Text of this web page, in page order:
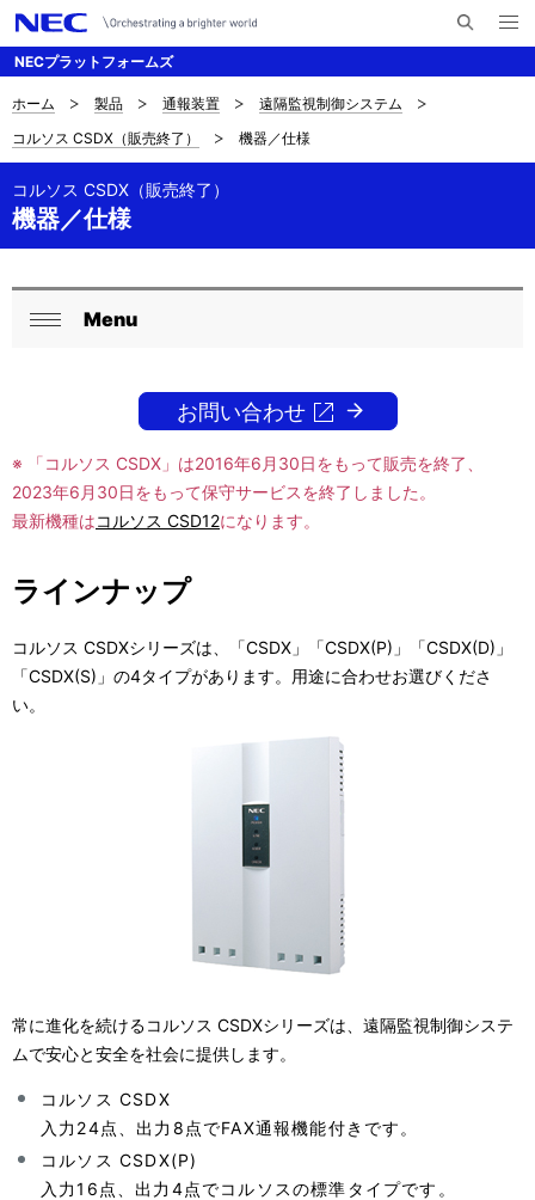
NECプラットフォームズ
メ
ニ
ナ
ビ
ゲ
ー
サ
イ
ト
内
の
現
置
を
示
し
て
ホーム 製品 通報装置
遠隔監視制御システム
コルソス CSDX（販売終了）
機器／仕様
機器／仕様
コルソス CSDX（販売終了）
ロ
ル
ナ
ゲ
ー
シ
Menu
お問い合わせ
※ 「コルソス CSDX」は2016年6月30日をもって販売を終了、
2023年6月30日をもって保守サービスを終了しました。
最新機種はコルソス CSD12になります。
ラインナップ
コルソス CSDXシリーズは、「CSDX」「CSDX(P)」「CSDX(D)」
「CSDX(S)」の4タイプがあります。用途に合わせお選びくださ
い。
常に進化を続けるコルソス CSDXシリーズは、遠隔監視制御システ
ムで安心と安全を社会に提供します。
コルソス CSDX
入力24点、出力8点でFAX通報機能付きです。
コルソス CSDX(P)
入力16点、出力4点でコルソスの標準タイプです。